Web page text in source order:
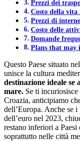
Prezzi dei
Costo della
Prezzi di
Costo delle
Domande
Plans that may
Questo Paese situato
unisce la cultura
destinazione ideale
mare. Se ti
Croazia, anticipiamo
dell’Europa. Anche se
dell’euro nel 2023,
restano inferiori a Paesi
soprattutto nelle città